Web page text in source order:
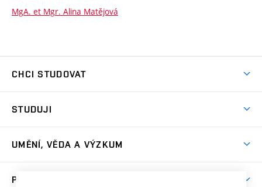
MgA. et Mgr. Alina Matějová
CHCI STUDOVAT
Přijímačky
Dny otevřených dveří
Přípravné kurzy
STUDUJI
Časový plán studia
UMĚNÍ, VĚDA A VÝZKUM
PRO VEŘEJNOST